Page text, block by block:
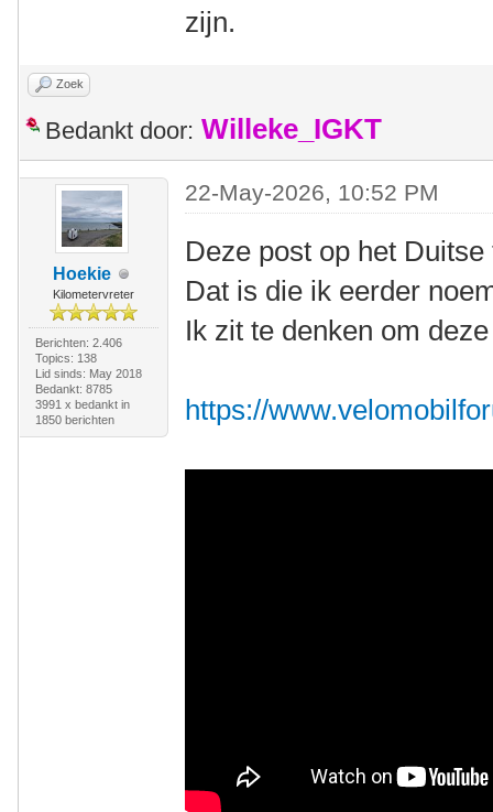
zijn.
Zoek
Bedankt door: Willeke_IGKT
Hoekie
Kilometervreter
Berichten: 2.406
Topics: 138
Lid sinds: May 2018
Bedankt: 8785
3991 x bedankt in
1850 berichten
22-May-2026, 10:52 PM
Deze post op het
Dat is die ik eerder
Ik zit te denken om
https://